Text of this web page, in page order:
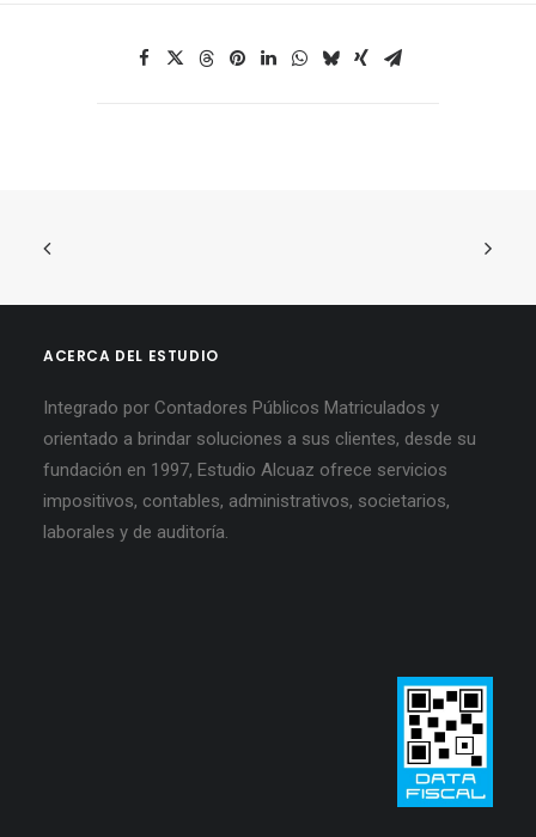
ACERCA DEL ESTUDIO
Integrado por Contadores Públicos Matriculados y
orientado a brindar soluciones a sus clientes, desde su
fundación en 1997, Estudio Alcuaz ofrece servicios
impositivos, contables, administrativos, societarios,
laborales y de auditoría.